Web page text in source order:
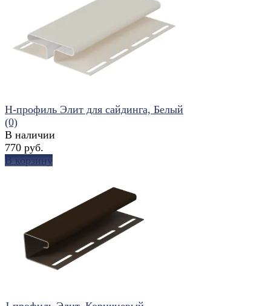
избранное сравнить
избранное сравнить
H-профиль Элит для сайдинга, Белый
(0)
В наличии
770 руб.
В корзину